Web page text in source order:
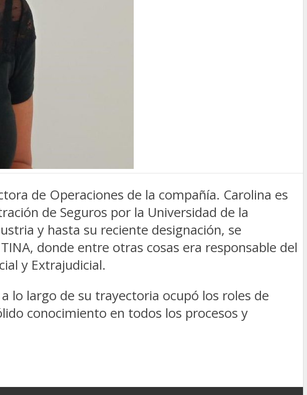
de Operaciones de la compañía. Carolina es
de Seguros por la Universidad de la
y hasta su reciente designación, se
donde entre otras cosas era responsable del
y Extrajudicial.
lo largo de su trayectoria ocupó los roles de
conocimiento en todos los procesos y